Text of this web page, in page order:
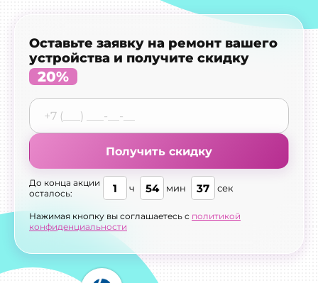
Оставьте заявку на ремонт вашего
устройства и получите скидку
20%
Получить скидку
До конца акции
осталось:
1 ч 54 мин 36 сек
Нажимая кнопку вы соглашаетесь с политикой
конфиденциальности